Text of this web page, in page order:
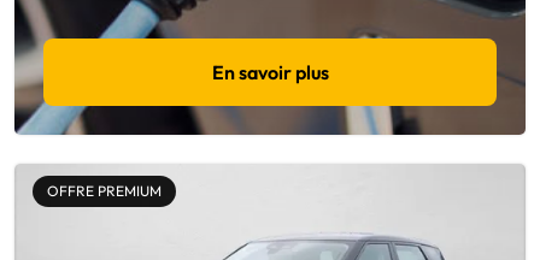
En savoir plus
OFFRE PREMIUM